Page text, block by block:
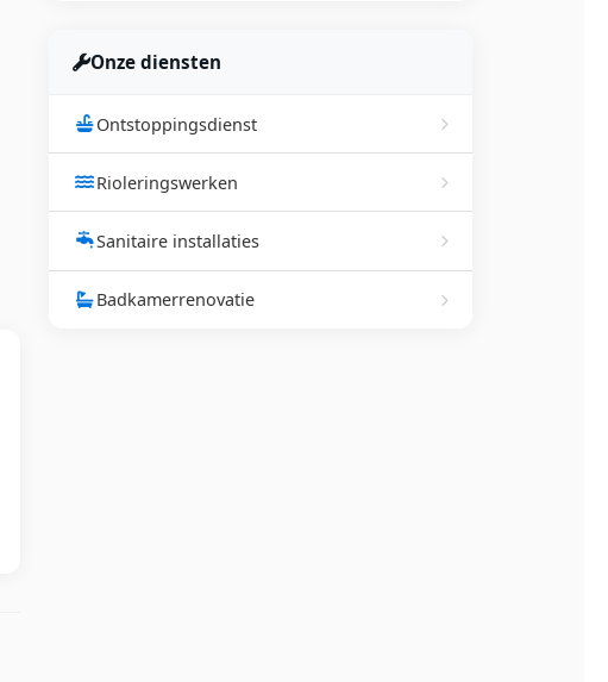
Onze diensten
Ontstoppingsdienst
Rioleringswerken
Sanitaire installaties
Badkamerrenovatie